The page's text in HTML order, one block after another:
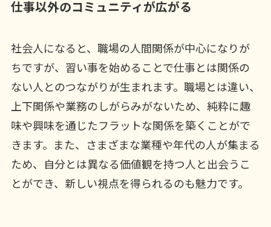
仕事以外のコミュニティが広がる
社会人になると、職場の人間関係が中心になりが
ちですが、習い事を始めることで仕事とは関係の
ない人とのつながりが生まれます。職場とは違い、
上下関係や業務のしがらみがないため、純粋に趣
味や興味を通じたフラットな関係を築くことがで
きます。また、さまざまな業種や年代の人が集まる
ため、自分とは異なる価値観を持つ人と出会うこ
とができ、新しい視点を得られるのも魅力です。